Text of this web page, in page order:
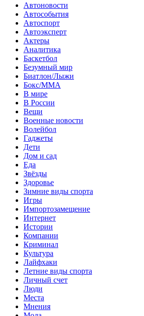
Автоновости
Автособытия
Автоспорт
Автоэксперт
Актеры
Аналитика
Баскетбол
Безумный мир
Биатлон/Лыжи
Бокс/MMA
В мире
В России
Вещи
Военные новости
Волейбол
Гаджеты
Дети
Дом и сад
Еда
Звёзды
Здоровье
Зимние виды спорта
Игры
Импортозамещение
Интернет
Истории
Компании
Криминал
Культура
Лайфхаки
Летние виды спорта
Личный счет
Люди
Места
Мнения